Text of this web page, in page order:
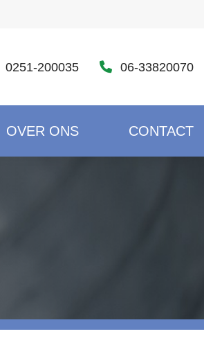
0251-200035 06-33820070
OVER ONS CONTACT